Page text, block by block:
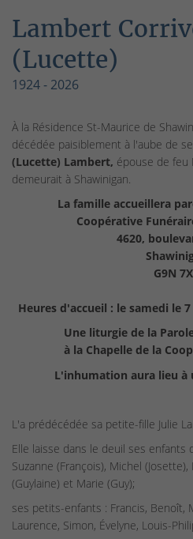
Lambert
(Lucette)
1924 - 2026
À la Résidence St-Maurice de
décédée paisiblement à l'aube de
(Lucette) Lambert, épouse de feu
demeurait à Shawinigan.
La famille accueillera
Coopérative
4620,
G9N
Heures d'accueil : le samedi le
Une liturgie de la
à la Chapelle de la
L'inhumation aura lieu à
L'a prédécédée sa petite-fille Julie
Elle laisse dans le deuil ses
Suzanne (François), Michel
(Guylaine) et Marie (Guy);
ses petits-enfants : Francis, Benoît,
Laurence, Simon, Évelyne, Louis-